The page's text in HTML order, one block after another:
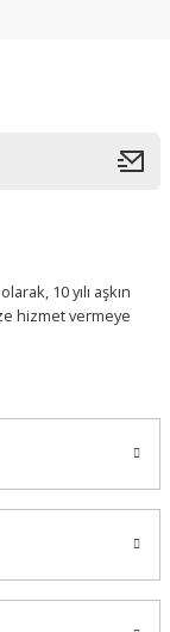
10 yılı aşkın
hizmet vermeye